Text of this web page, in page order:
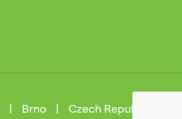
| Brno | Czech Republic